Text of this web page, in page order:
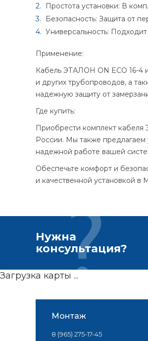
Простота установки: В
Безопасность: Защита от
Универсальность:
Применение:
Кабель ЭТАЛОН ON ECO 16-4
и других трубопроводов, а
надежную защиту от
Где купить:
Приобрести комплект
России. Мы также предлагаем
надежной работе вашей
Обеспечьте комфорт и
и качественной установкой в
Нужна
консультация?
Монтаж
8 (965) 275-17-45
Загрузка карты ...